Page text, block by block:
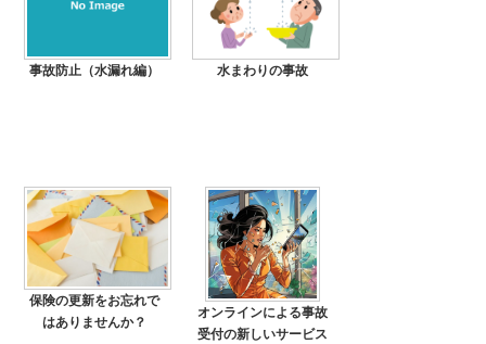
事故防止（水漏れ編） 水まわりの事故
保険の更新をお忘れで
はありませんか？
オンラインによる事故
受付の新しいサービス